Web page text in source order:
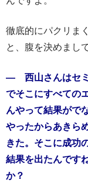
徹底的にパクリま
と、腹を決めまして
― 西山さんはセミ
でそこにすべての
んやって結果がで
やったからあきら
きた。そこに成功
結果を出たんです
か？